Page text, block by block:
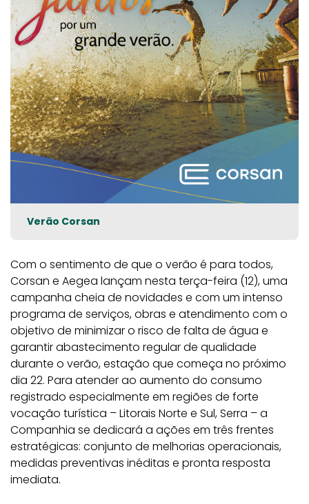
Verão Corsan
Com o sentimento de que o verão é para todos,
Corsan e Aegea lançam nesta terça-feira (12), uma
campanha cheia de novidades e com um intenso
programa de serviços, obras e atendimento com o
objetivo de minimizar o risco de falta de água e
garantir abastecimento regular de qualidade
durante o verão, estação que começa no próximo
dia 22. Para atender ao aumento do consumo
registrado especialmente em regiões de forte
vocação turística – Litorais Norte e Sul, Serra – a
Companhia se dedicará a ações em três frentes
estratégicas: conjunto de melhorias operacionais,
medidas preventivas inéditas e pronta resposta
imediata.